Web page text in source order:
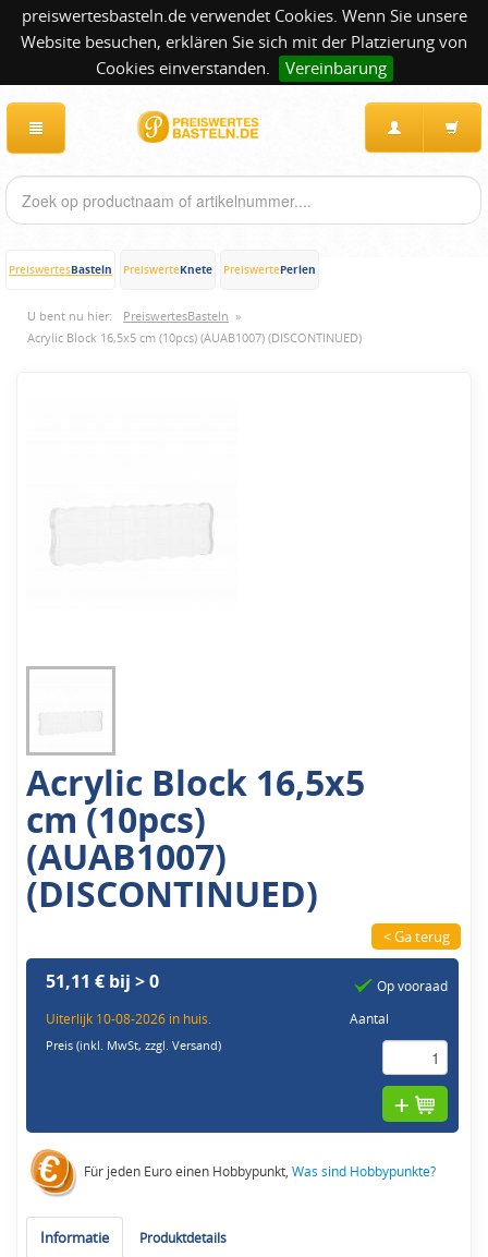
preiswertesbasteln.de verwendet Cookies. Wenn Sie unsere
Website besuchen, erklären Sie sich mit der Platzierung von
Cookies einverstanden.
Vereinbarung
PreiswertesBasteln PreiswerteKnete PreiswertePerlen
U bent nu hier: PreiswertesBasteln »
Acrylic Block 16,5x5 cm (10pcs) (AUAB1007) (DISCONTINUED)
Acrylic Block 16,5x5
cm (10pcs)
(AUAB1007)
(DISCONTINUED)
< Ga terug
51,11 € bij > 0
Uiterlijk 10-08-2026 in huis.
Preis (inkl. MwSt,zzgl. Versand)
Op vooraad
Aantal
Für jeden Euro einen Hobbypunkt,Was sind Hobbypunkte?
Informatie Produktdetails